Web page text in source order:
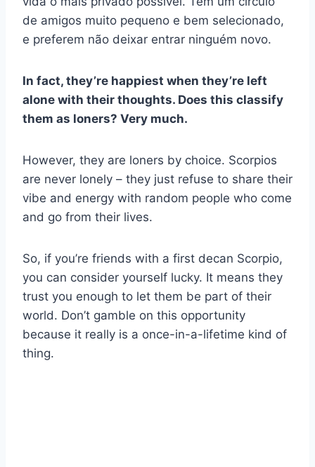
de amigos muito pequeno e bem selecionado,
e preferem não deixar entrar ninguém novo.
In fact, they’re happiest when they’re left
alone with their thoughts. Does this classify
them as loners? Very much.
However, they are loners by choice. Scorpios
are never lonely – they just refuse to share their
vibe and energy with random people who come
and go from their lives.
So, if you’re friends with a first decan Scorpio,
you can consider yourself lucky. It means they
trust you enough to let them be part of their
world. Don’t gamble on this opportunity
because it really is a once-in-a-lifetime kind of
thing.